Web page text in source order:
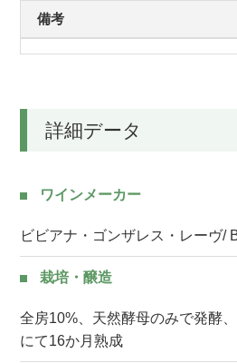
備考
詳細データ
ワインメーカー
ビビアナ・ゴンザレス・レーヴ/
栽培・醸造
全房10%、天然酵母のみで発酵
にて16か月熟成